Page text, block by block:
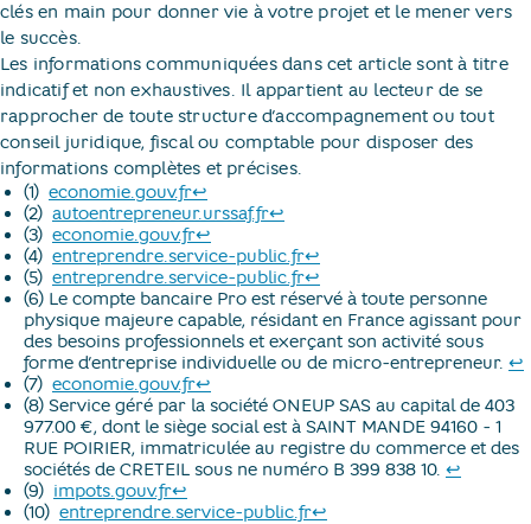
clés en main pour donner vie à votre projet et le mener vers
le succès.
Les informations communiquées dans cet article sont à titre
indicatif et non exhaustives. Il appartient au lecteur de se
rapprocher de toute structure d’accompagnement ou tout
conseil juridique, fiscal ou comptable pour disposer des
informations complètes et précises.
(1) ​ economie.gouv.fr↩
(2) ​ autoentrepreneur.urssaf.fr↩
(3) ​ economie.gouv.fr↩
(4) ​ entreprendre.service-public.fr↩
(5) ​ entreprendre.service-public.fr↩
(6) ​Le compte bancaire Pro est réservé à toute personne
physique majeure capable, résidant en France agissant pour
des besoins professionnels et exerçant son activité sous
forme d’entreprise individuelle ou de micro-entrepreneur. ↩
(7) ​ economie.gouv.fr↩
(8) ​Service géré par la société ONEUP SAS au capital de 403
977.00 €, dont le siège social est à SAINT MANDE 94160 - 1
RUE POIRIER, immatriculée au registre du commerce et des
sociétés de CRETEIL sous ne numéro B 399 838 10. ↩
(9) ​ impots.gouv.fr↩
(10) ​ entreprendre.service-public.fr↩